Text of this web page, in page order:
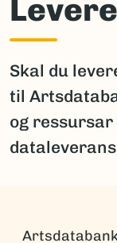
Skal du
til
og